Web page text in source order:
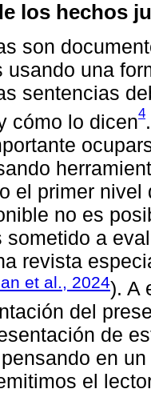
los hechos
son
usando una
sentencias
cómo lo dicen4
el primer
no es
sometido a
revista
et al., 2024). A
del
de
en
el